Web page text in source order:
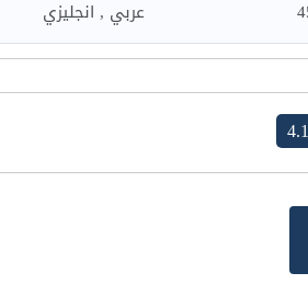
عربي , انجليزي